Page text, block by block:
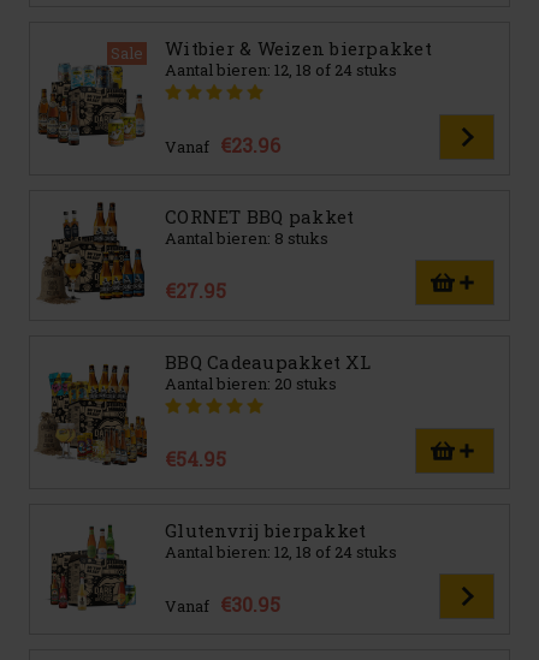
Sale Witbier & Weizen bierpakket
Aantal bieren: 12, 18 of 24 stuks
Vanaf €23.96
CORNET BBQ pakket
Aantal bieren: 8 stuks
€27.95
BBQ Cadeaupakket XL
Aantal bieren: 20 stuks
€54.95
Glutenvrij bierpakket
Aantal bieren: 12, 18 of 24 stuks
Vanaf €30.95